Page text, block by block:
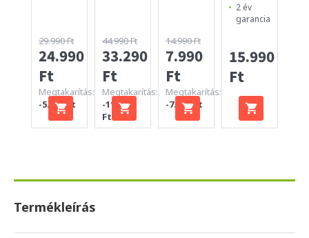
29.990 Ft
24.990
Ft
Megtakarítás:
-5.000 Ft
44.990 Ft
33.290
Ft
Megtakarítás:
-11.700
Ft
14.990 Ft
7.990
Ft
Megtakarítás:
-7.000 Ft
2 év
garancia
15.990
Ft
Termékleírás